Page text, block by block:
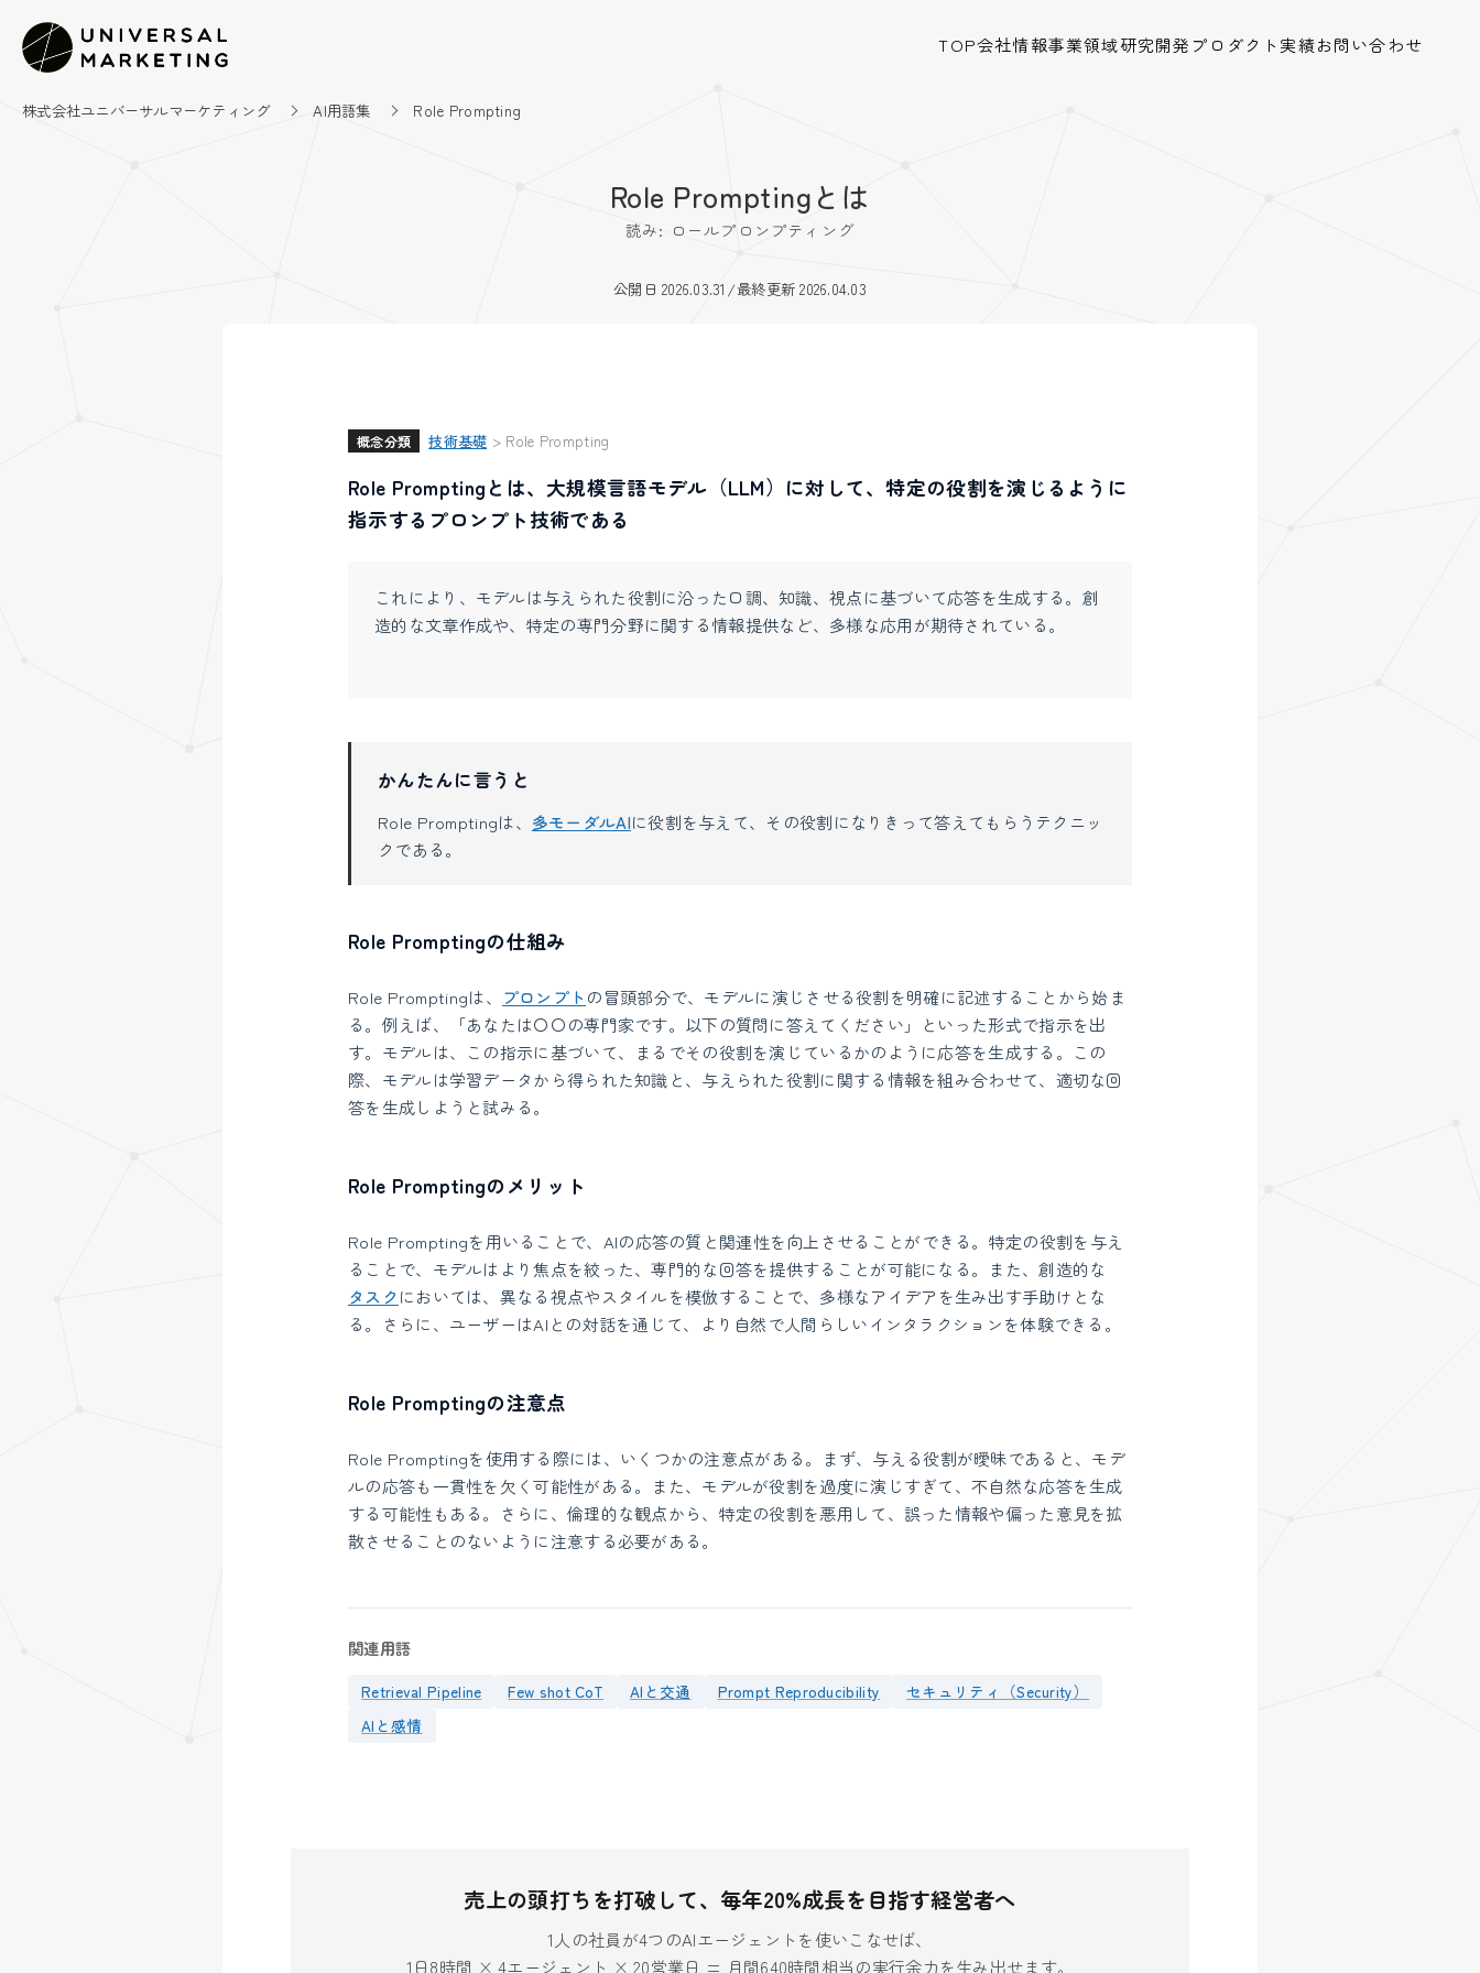
TOP会社情報事業領域研究開発 プロダクト 実績お問い合わせ
株式会社ユニバーサルマーケティング AI用語集 Role Prompting
Role Promptingとは
読み: ロールプロンプティング
公開日 2026.03.31 /最終更新 2026.04.03
概念分類 技術基礎 > Role Prompting
Role Promptingとは、大規模言語モデル（LLM）に対して、特定の役割を演じるように
指示するプロンプト技術である
これにより、モデルは与えられた役割に沿った口調、知識、視点に基づいて応答を生成する。創
造的な文章作成や、特定の専門分野に関する情報提供など、多様な応用が期待されている。
かんたんに言うと
Role Promptingは、 多モーダルAIに役割を与えて、その役割になりきって答えてもらうテクニッ
クである。
Role Promptingの仕組み
Role Promptingは、 プロンプト の冒頭部分で、モデルに演じさせる役割を明確に記述することから始ま
る。例えば、「あなたは〇〇の専門家です。以下の質問に答えてください」といった形式で指示を出
す。モデルは、この指示に基づいて、まるでその役割を演じているかのように応答を生成する。この
際、モデルは学習データから得られた知識と、与えられた役割に関する情報を組み合わせて、適切な回
答を生成しようと試みる。
Role Promptingのメリット
Role Promptingを用いることで、AIの応答の質と関連性を向上させることができる。特定の役割を与え
ることで、モデルはより焦点を絞った、専門的な回答を提供することが可能になる。また、創造的な
タスクにおいては、異なる視点やスタイルを模倣することで、多様なアイデアを生み出す手助けとな
る。さらに、ユーザーはAIとの対話を通じて、より自然で人間らしいインタラクションを体験できる。
Role Promptingの注意点
Role Promptingを使用する際には、いくつかの注意点がある。まず、与える役割が曖昧であると、モデ
ルの応答も一貫性を欠く可能性がある。また、モデルが役割を過度に演じすぎて、不自然な応答を生成
する可能性もある。さらに、倫理的な観点から、特定の役割を悪用して、誤った情報や偏った意見を拡
散させることのないように注意する必要がある。
関連用語
Retrieval Pipeline Few shot CoT AIと交通 Prompt Reproducibility
セキュリティ（Security）
AIと感情
売上の頭打ちを打破して、毎年20%成長を目指す経営者へ
1人の社員が4つのAIエージェントを使いこなせば、
1日8時間 × 4エージェント × 20営業日 = 月間640時間相当の実行余力を生み出せます。